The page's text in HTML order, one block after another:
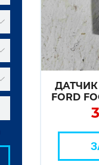
FORD